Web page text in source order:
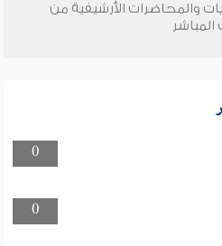
والمحاضرات الأرشيفية من
0
0